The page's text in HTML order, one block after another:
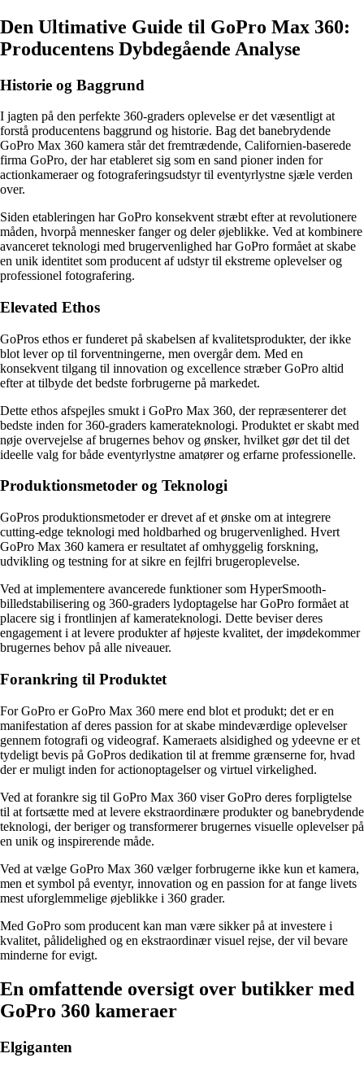
Den Ultimative Guide til GoPro Max 360:
Producentens Dybdegående Analyse
Historie og Baggrund
I jagten på den perfekte 360-graders oplevelse er det væsentligt at
forstå producentens baggrund og historie. Bag det banebrydende
GoPro Max 360 kamera står det fremtrædende, Californien-baserede
firma GoPro, der har etableret sig som en sand pioner inden for
actionkameraer og fotograferingsudstyr til eventyrlystne sjæle verden
over.
Siden etableringen har GoPro konsekvent stræbt efter at revolutionere
måden, hvorpå mennesker fanger og deler øjeblikke. Ved at kombinere
avanceret teknologi med brugervenlighed har GoPro formået at skabe
en unik identitet som producent af udstyr til ekstreme oplevelser og
professionel fotografering.
Elevated Ethos
GoPros ethos er funderet på skabelsen af kvalitetsprodukter, der ikke
blot lever op til forventningerne, men overgår dem. Med en
konsekvent tilgang til innovation og excellence stræber GoPro altid
efter at tilbyde det bedste forbrugerne på markedet.
Dette ethos afspejles smukt i GoPro Max 360, der repræsenterer det
bedste inden for 360-graders kamerateknologi. Produktet er skabt med
nøje overvejelse af brugernes behov og ønsker, hvilket gør det til det
ideelle valg for både eventyrlystne amatører og erfarne professionelle.
Produktionsmetoder og Teknologi
GoPros produktionsmetoder er drevet af et ønske om at integrere
cutting-edge teknologi med holdbarhed og brugervenlighed. Hvert
GoPro Max 360 kamera er resultatet af omhyggelig forskning,
udvikling og testning for at sikre en fejlfri brugeroplevelse.
Ved at implementere avancerede funktioner som HyperSmooth-
billedstabilisering og 360-graders lydoptagelse har GoPro formået at
placere sig i frontlinjen af kamerateknologi. Dette beviser deres
engagement i at levere produkter af højeste kvalitet, der imødekommer
brugernes behov på alle niveauer.
Forankring til Produktet
For GoPro er GoPro Max 360 mere end blot et produkt; det er en
manifestation af deres passion for at skabe mindeværdige oplevelser
gennem fotografi og videograf. Kameraets alsidighed og ydeevne er et
tydeligt bevis på GoPros dedikation til at fremme grænserne for, hvad
der er muligt inden for actionoptagelser og virtuel virkelighed.
Ved at forankre sig til GoPro Max 360 viser GoPro deres forpligtelse
til at fortsætte med at levere ekstraordinære produkter og banebrydende
teknologi, der beriger og transformerer brugernes visuelle oplevelser på
en unik og inspirerende måde.
Ved at vælge GoPro Max 360 vælger forbrugerne ikke kun et kamera,
men et symbol på eventyr, innovation og en passion for at fange livets
mest uforglemmelige øjeblikke i 360 grader.
Med GoPro som producent kan man være sikker på at investere i
kvalitet, pålidelighed og en ekstraordinær visuel rejse, der vil bevare
minderne for evigt.
En omfattende oversigt over butikker med
GoPro 360 kameraer
Elgiganten